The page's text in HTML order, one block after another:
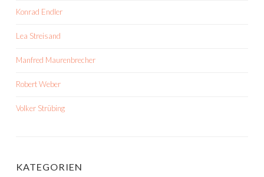
Konrad Endler
Lea Streisand
Manfred Maurenbrecher
Robert Weber
Volker Strübing
KATEGORIEN